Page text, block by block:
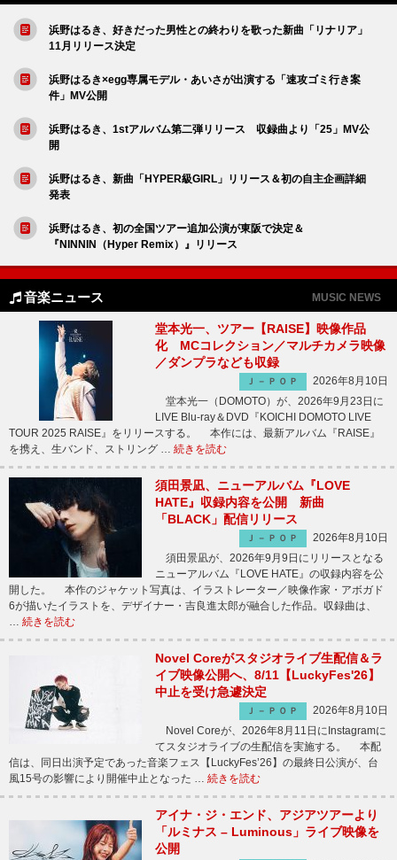
浜野はるき、好きだった男性との終わりを歌った新曲「リナリア」
11月リリース決定
浜野はるき×egg専属モデル・あいさが出演する「速攻ゴミ行き案
件」MV公開
浜野はるき、1stアルバム第二弾リリース 収録曲より「25」MV公
開
浜野はるき、新曲「HYPER級GIRL」リリース＆初の自主企画詳細
発表
浜野はるき、初の全国ツアー追加公演が東阪で決定＆
『NINNIN（Hyper Remix）』リリース
音楽ニュース MUSIC NEWS
堂本光一、ツアー【RAISE】映像作品
化 MCコレクション／マルチカメラ映像
／ダンプラなども収録
Ｊ－ＰＯＰ
2026年8月10日
堂本光一（DOMOTO）が、2026年9月23日に
LIVE Blu-ray＆DVD『KOICHI DOMOTO LIVE
TOUR 2025 RAISE』をリリースする。 本作には、最新アルバム『RAISE』
を携え、生バンド、ストリング … 続きを読む
須田景凪、ニューアルバム『LOVE
HATE』収録内容を公開 新曲
「BLACK」配信リリース
Ｊ－ＰＯＰ
2026年8月10日
須田景凪が、2026年9月9日にリリースとなる
ニューアルバム『LOVE HATE』の収録内容を公
開した。 本作のジャケット写真は、イラストレーター／映像作家・アボガド
6が描いたイラストを、デザイナー・吉良進太郎が融合した作品。収録曲は、
… 続きを読む
Novel Coreがスタジオライブ生配信＆ラ
イブ映像公開へ、8/11【LuckyFes'26】
中止を受け急遽決定
Ｊ－ＰＯＰ
2026年8月10日
Novel Coreが、2026年8月11日にInstagramに
てスタジオライブの生配信を実施する。 本配
信は、同日出演予定であった音楽フェス【LuckyFes’26】の最終日公演が、台
風15号の影響により開催中止となった … 続きを読む
アイナ・ジ・エンド、アジアツアーより
「ルミナス – Luminous」ライブ映像を
公開